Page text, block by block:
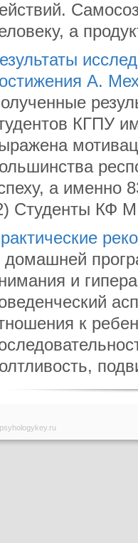
а
А.
КГПУ
а именно
Студенты КФ
домашней
и
к